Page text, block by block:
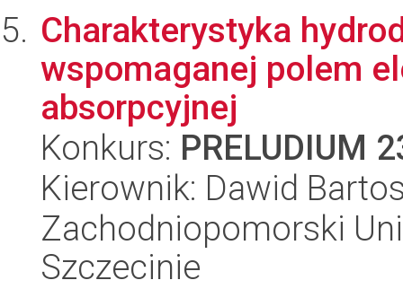
Charakterystyka
wspomaganej polem
absorpcyjnej
Konkurs: PRELUDIUM
Kierownik: Dawid
Zachodniopomorski
Szczecinie